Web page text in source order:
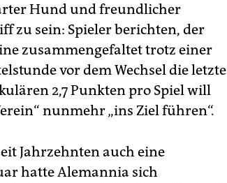
Hund und freundlicher
zu sein: Spieler berichten, der
zusammengefaltet trotz einer
vor dem Wechsel die letzte
2,7 Punkten pro Spiel will
nunmehr „ins Ziel führen“.
Jahrzehnten auch eine
hatte Alemannia sich